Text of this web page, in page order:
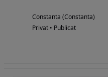
Constanta (Constanta)
Privat • Publicat